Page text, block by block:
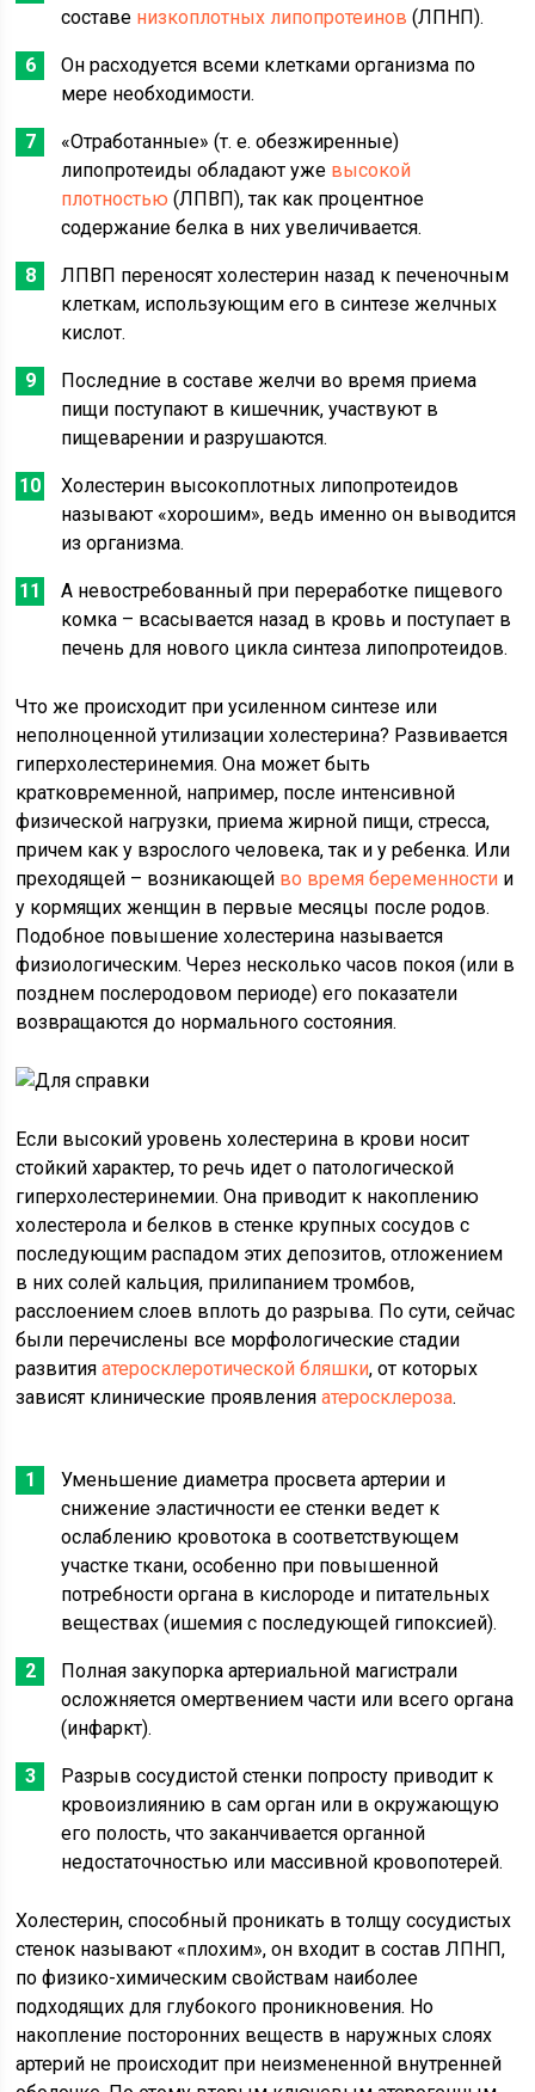
составе низкоплотных липопротеинов (ЛПНП).
Он расходуется всеми клетками организма по
мере необходимости.
«Отработанные» (т. е. обезжиренные)
липопротеиды обладают уже высокой
плотностью (ЛПВП), так как процентное
содержание белка в них увеличивается.
ЛПВП переносят холестерин назад к печеночным
клеткам, использующим его в синтезе желчных
кислот.
Последние в составе желчи во время приема
пищи поступают в кишечник, участвуют в
пищеварении и разрушаются.
Холестерин высокоплотных липопротеидов
называют «хорошим», ведь именно он выводится
из организма.
А невостребованный при переработке пищевого
комка – всасывается назад в кровь и поступает в
печень для нового цикла синтеза липопротеидов.
Что же происходит при усиленном синтезе или
неполноценной утилизации холестерина? Развивается
гиперхолестеринемия. Она может быть
кратковременной, например, после интенсивной
физической нагрузки, приема жирной пищи, стресса,
причем как у взрослого человека, так и у ребенка. Или
преходящей – возникающей во время беременности и
у кормящих женщин в первые месяцы после родов.
Подобное повышение холестерина называется
физиологическим. Через несколько часов покоя (или в
позднем послеродовом периоде) его показатели
возвращаются до нормального состояния.
Если высокий уровень холестерина в крови носит
стойкий характер, то речь идет о патологической
гиперхолестеринемии. Она приводит к накоплению
холестерола и белков в стенке крупных сосудов с
последующим распадом этих депозитов, отложением
в них солей кальция, прилипанием тромбов,
расслоением слоев вплоть до разрыва. По сути, сейчас
были перечислены все морфологические стадии
развитияатеросклеротической бляшки, от которых
зависят клинические проявленияатеросклероза.
Уменьшение диаметра просвета артерии и
снижение эластичности ее стенки ведет к
ослаблению кровотока в соответствующем
участке ткани, особенно при повышенной
потребности органа в кислороде и питательных
веществах (ишемия с последующей гипоксией).
Полная закупорка артериальной магистрали
осложняется омертвением части или всего органа
(инфаркт).
Разрыв сосудистой стенки попросту приводит к
кровоизлиянию в сам орган или в окружающую
его полость, что заканчивается органной
недостаточностью или массивной кровопотерей.
Холестерин, способный проникать в толщу сосудистых
стенок называют «плохим», он входит в состав ЛПНП,
по физико-химическим свойствам наиболее
подходящих для глубокого проникновения. Но
накопление посторонних веществ в наружных слоях
артерий не происходит при неизмененной внутренней